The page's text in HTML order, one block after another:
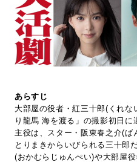
あらすじ
大部屋の役者・紅三十郎(くれ
り龍馬 海を渡る」の撮影初日に
主役は、スター・阪東春之介(ば
とりまきからいびられる三十郎
(おかむらじゅんぺい)や大部屋